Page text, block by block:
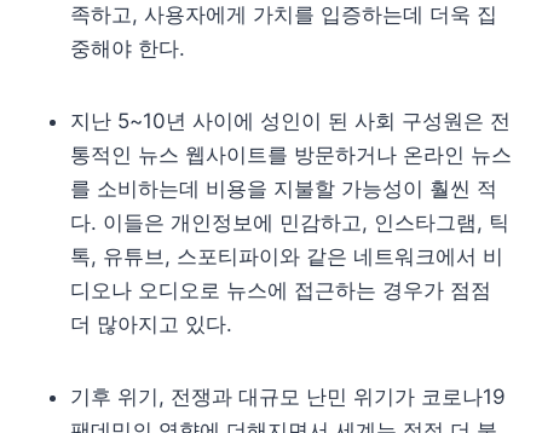
족하고, 사용자에게 가치를 입증하는데 더욱 집
중해야 한다.
지난 5~10년 사이에 성인이 된 사회 구성원은 전
통적인 뉴스 웹사이트를 방문하거나 온라인 뉴스
를 소비하는데 비용을 지불할 가능성이 훨씬 적
다. 이들은 개인정보에 민감하고, 인스타그램, 틱
톡, 유튜브, 스포티파이와 같은 네트워크에서 비
디오나 오디오로 뉴스에 접근하는 경우가 점점
더 많아지고 있다.
기후 위기, 전쟁과 대규모 난민 위기가 코로나19